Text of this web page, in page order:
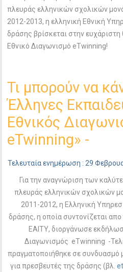
πλευράς ελληνικών σχολικών
2012-2013, η ελληνική Εθνική
δράσης βρίσκεται στην
Εθνικό Διαγωνισμό eTwinning!
Τι μπορούν να
Έλληνες
Εθνικός
eTwinning» -
Τελευταία ενημέρωση : 29
Για την αναγνώριση των
πλευράς ελληνικών σχολικών
2011-2012, η Ελληνική
δράσης, η οποία συντονίζεται
ΕΑΙΤΥ, διοργάνωσε
Διαγωνισμός eTwinning -
πραγματοποιήθηκε σε συνδυασμό
για πρεσβευτές της δράσης (βλ.